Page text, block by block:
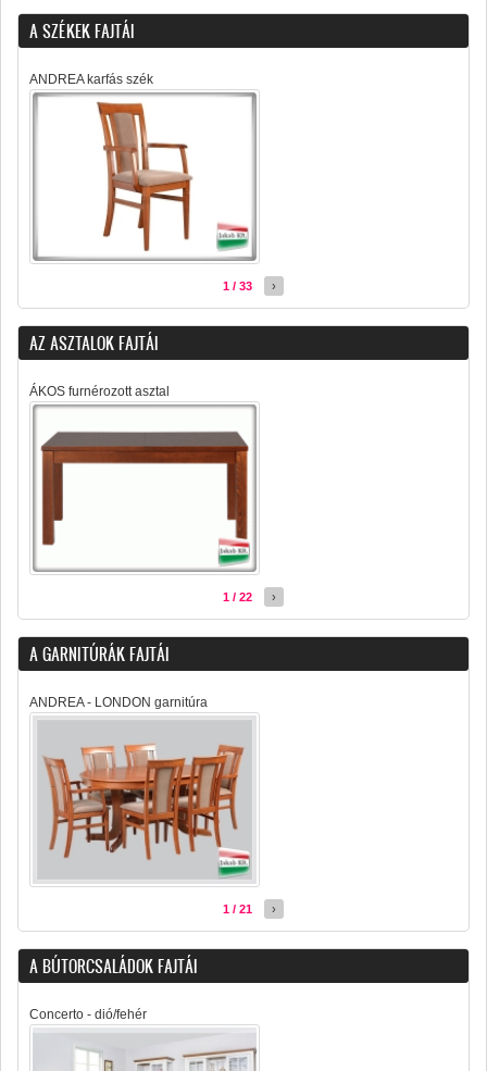
A SZÉKEK FAJTÁI
ANDREA karfás szék
1 / 33 ›
AZ ASZTALOK FAJTÁI
ÁKOS furnérozott asztal
1 / 22 ›
A GARNITÚRÁK FAJTÁI
ANDREA - LONDON garnitúra
1 / 21 ›
A BÚTORCSALÁDOK FAJTÁI
Concerto - dió/fehér